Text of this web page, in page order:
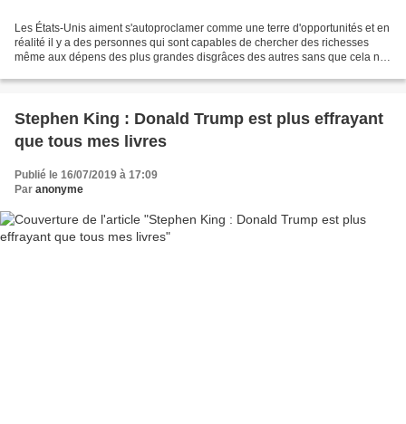
Les États-Unis aiment s'autoproclamer comme une terre d'opportunités et en
réalité il y a des personnes qui sont capables de chercher des richesses
même aux dépens des plus grandes disgrâces des autres sans que cela ne
Stephen King : Donald Trump est plus effrayant
que tous mes livres
Publié le 16/07/2019 à 17:09
Par anonyme